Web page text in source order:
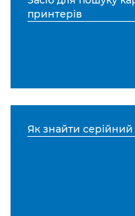
принтерів
Як знайти